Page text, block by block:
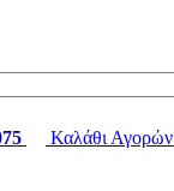
Καλάθι Αγορών